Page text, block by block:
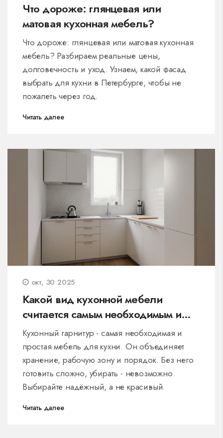
Что дороже: глянцевая или
матовая кухонная мебель?
Что дороже: глянцевая или матовая кухонная
мебель? Разбираем реальные цены,
долговечность и уход. Узнаем, какой фасад
выбрать для кухни в Петербурге, чтобы не
пожалеть через год.
Читать далее
окт, 30 2025
Какой вид кухонной мебели
считается самым необходимым и
самым простым?
Кухонный гарнитур - самая необходимая и
простая мебель для кухни. Он объединяет
хранение, рабочую зону и порядок. Без него
готовить сложно, убирать - невозможно.
Выбирайте надёжный, а не красивый.
Читать далее